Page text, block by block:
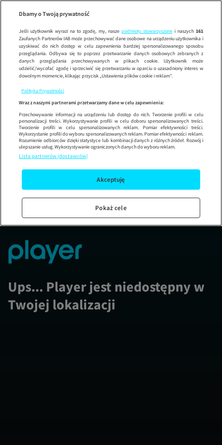
Wypróbuj aplikację mobilną
Korzystaj z łatwiejszej nawigacji i ciesz się szybszym
Ups... Player jest niedostępny w
Twojej lokalizacji
Dbamy o Twoją prywatność
Jeśli użytkownik wyrazi na to zgodę, my, nasze podmioty stowarzyszonei naszych 161
Zaufanych Partnerów IAB może przechowywać dane osobowe na urządzeniu użytkownika i
uzyskiwać do nich dostęp w celu zapewnienia bardziej spersonalizowanego sposobu
przeglądania. Odbywa się to poprzez przetwarzanie danych osobowych zebranych z
danych przeglądania przechowywanych w plikach cookie. Użytkownik może
udzielić/wycofać zgodę i sprzeciwić się przetwarzaniu w oparciu o uzasadniony interes w
dowolnym momencie, klikając przycisk „Ustawienia plików cookie i reklam”.
Polityka Prywatności
Wraz z naszymi partnerami przetwarzamy dane w celu zapewnienia:
Przechowywanie informacji na urządzeniu lub dostęp do nich. Tworzenie profili w celu
personalizacji treści. Wykorzystywanie profili w celu doboru spersonalizowanych treści.
Tworzenie profili w celu spersonalizowanych reklam. Pomiar efektywności treści.
Wykorzystanie profili do wyboru spersonalizowanych reklam. Pomiar efektywności reklam.
Rozumienie odbiorców dzięki statystyce lub kombinacji danych z różnych źródeł. Rozwój i
ulepszanie usług. Wykorzystywanie ograniczonych danych do wyboru reklam.
Lista partnerów (dostawców)
Akceptuję
Pokaż cele